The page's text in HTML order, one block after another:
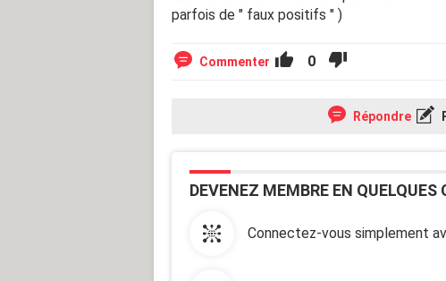
parfois de " faux positifs " )
Commenter 0
Répondre
DEVENEZ MEMBRE EN QUELQUES
Connectez-vous simplement